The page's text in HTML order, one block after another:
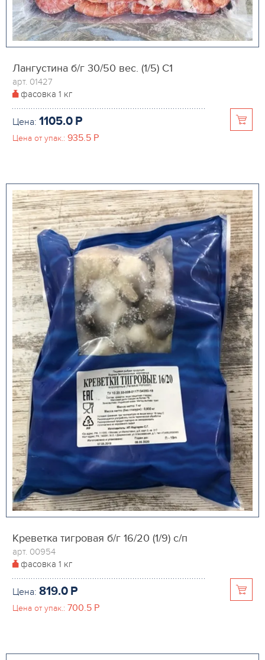
Лангустина б/г 30/50 вес. (1/5) С1
арт. 01427
фасовка 1 кг
Цена: 1105.0 P
Цена от упак.: 935.5 P
Креветка тигровая б/г 16/20 (1/9) с/п
арт. 00954
фасовка 1 кг
Цена: 819.0 P
Цена от упак.: 700.5 P